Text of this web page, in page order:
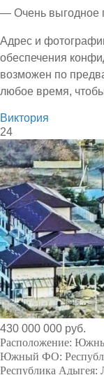
— Очень выгодное
Адрес и
обеспечения
возможен по
любое время,
Виктория
24
430 000 000 руб.
Расположение:
Южный ФО:
Республика Адыгея: